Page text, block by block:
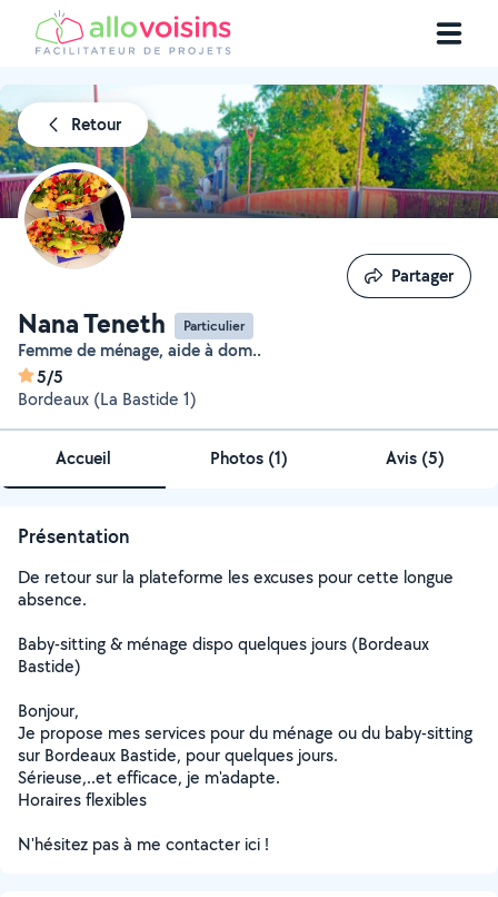
Retour
Nana Teneth Particulier
Femme de ménage, aide à dom..
5/5
Bordeaux (La Bastide 1)
Partager
Partager
Accueil Photos (1) Avis (5)
Présentation
De retour sur la plateforme les excuses pour cette longue
absence.
Baby-sitting & ménage dispo quelques jours (Bordeaux
Bastide)
Bonjour,
Je propose mes services pour du ménage ou du baby-sitting
sur Bordeaux Bastide, pour quelques jours.
Sérieuse,..et efficace, je m'adapte.
Horaires flexibles
N'hésitez pas à me contacter ici !